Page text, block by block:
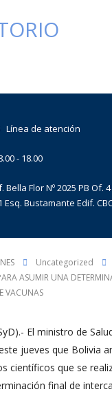
Línea de atención
- 18.00
Flor Nº 2025 PB Of. 4
Bustamante Edif.
Uncategorized
ASUMIR UNA
VACUNAS
El ministro de
jueves que Bolivia
científicos que se
final de